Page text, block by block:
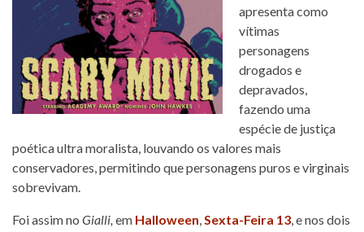
apresenta como
vítimas
personagens
drogados e
depravados,
fazendo uma
espécie de justiça
poética ultra moralista, louvando os valores mais
conservadores, permitindo que personagens puros e virginais
sobrevivam.
Foi assim no Gialli, em Halloween,Sexta-Feira 13, e nos dois